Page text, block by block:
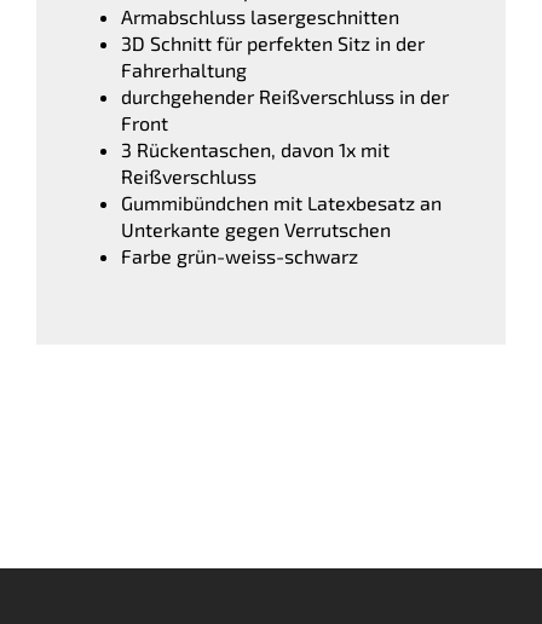
Armabschluss lasergeschnitten
3D Schnitt für perfekten Sitz in der
Fahrerhaltung
durchgehender Reißverschluss in der
Front
3 Rückentaschen, davon 1x mit
Reißverschluss
Gummibündchen mit Latexbesatz an
Unterkante gegen Verrutschen
Farbe grün-weiss-schwarz